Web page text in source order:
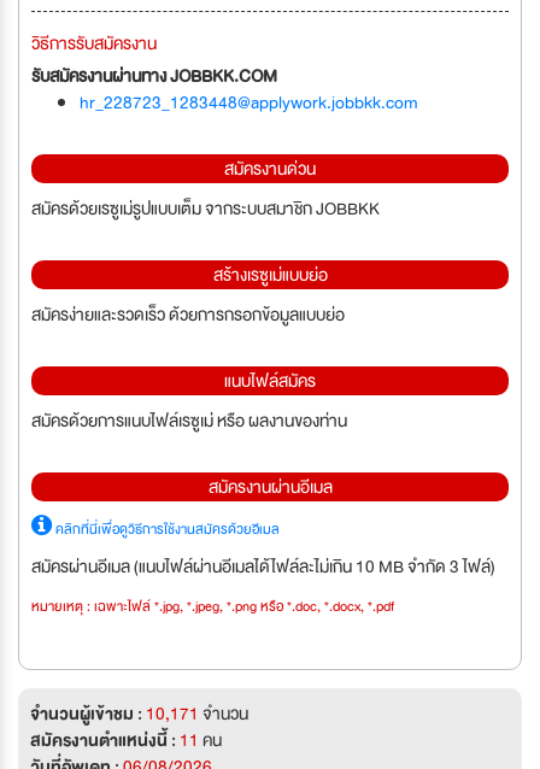
วิธีการรับสมัครงาน
รับสมัครงานผ่านทาง JOBBKK.COM
hr_228723_1283448@applywork.jobbkk.com
สมัครงานด่วน
สมัครด้วยเรซูเม่รูปแบบเต็ม จากระบบสมาชิก JOBBKK
สร้างเรซูเม่แบบย่อ
สมัครง่ายและรวดเร็ว ด้วยการกรอกข้อมูลแบบย่อ
แนบไฟล์สมัคร
สมัครด้วยการแนบไฟล์เรซูเม่ หรือ ผลงานของท่าน
สมัครงานผ่านอีเมล
คลิกที่นี่เพื่อดูวิธีการใช้งานสมัครด้วยอีเมล
สมัครผ่านอีเมล (แนบไฟล์ผ่านอีเมลได้ไฟล์ละไม่เกิน 10 MB จำกัด 3 ไฟล์)
หมายเหตุ : เฉพาะไฟล์ *.jpg, *.jpeg, *.png หรือ *.doc, *.docx, *.pdf
จำนวนผู้เข้าชม : 10,171 จำนวน
สมัครงานตำแหน่งนี้ : 11 คน